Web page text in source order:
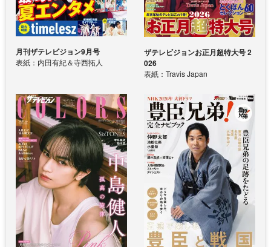
月刊ザテレビジョン9月号
表紙：内田有紀＆寺西拓人
ザテレビジョンお正月超特大号 2
026
表紙：Travis Japan